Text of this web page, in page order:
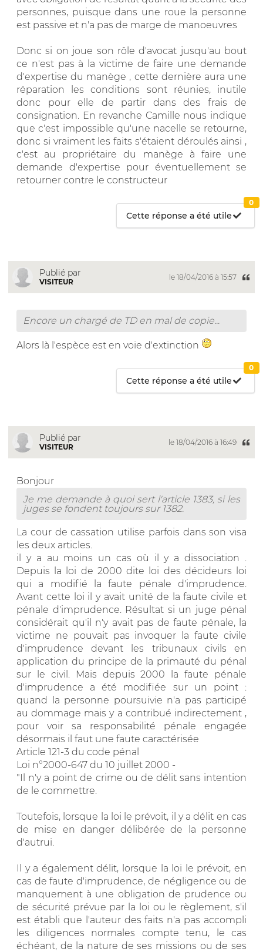
personnes, puisque dans une roue la personne
est passive et n'a pas de marge de manoeuvres
Donc si on joue son rôle d'avocat jusqu'au bout
ce n'est pas à la victime de faire une demande
d'expertise du manège , cette dernière aura une
réparation les conditions sont réunies, inutile
donc pour elle de partir dans des frais de
consignation. En revanche Camille nous indique
que c'est impossible qu'une nacelle se retourne,
donc si vraiment les faits s'étaient déroulés ainsi ,
c'est au propriétaire du manège à faire une
demande d'expertise pour éventuellement se
retourner contre le constructeur
Cette réponse a été utile
0
Publié par
VISITEUR
le 18/04/2016 à 15:57
Encore un chargé de TD en mal de copie...
Alors là l'espèce est en voie d'extinction
Cette réponse a été utile
0
Publié par
VISITEUR
le 18/04/2016 à 16:49
Bonjour
Je me demande à quoi sert l'article 1383, si les
juges se fondent toujours sur 1382.
La cour de cassation utilise parfois dans son visa
les deux articles.
il y a au moins un cas où il y a dissociation .
Depuis la loi de 2000 dite loi des décideurs loi
qui a modifié la faute pénale d'imprudence.
Avant cette loi il y avait unité de la faute civile et
pénale d'imprudence. Résultat si un juge pénal
considérait qu'il n'y avait pas de faute pénale, la
victime ne pouvait pas invoquer la faute civile
d'imprudence devant les tribunaux civils en
application du principe de la primauté du pénal
sur le civil. Mais depuis 2000 la faute pénale
d'imprudence a été modifiée sur un point :
quand la personne poursuivie n'a pas participé
au dommage mais y a contribué indirectement ,
pour voir sa responsabilité pénale engagée
désormais il faut une faute caractérisée
Article 121-3 du code pénal
Loi n°2000-647 du 10 juillet 2000 -
"Il n'y a point de crime ou de délit sans intention
de le commettre.
Toutefois, lorsque la loi le prévoit, il y a délit en cas
de mise en danger délibérée de la personne
d'autrui.
Il y a également délit, lorsque la loi le prévoit, en
cas de faute d'imprudence, de négligence ou de
manquement à une obligation de prudence ou
de sécurité prévue par la loi ou le règlement, s'il
est établi que l'auteur des faits n'a pas accompli
les diligences normales compte tenu, le cas
échéant, de la nature de ses missions ou de ses